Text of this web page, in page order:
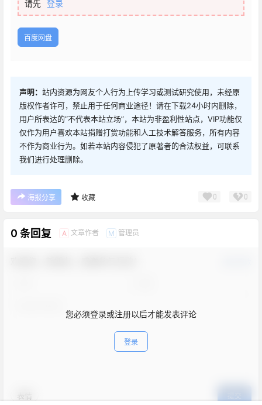
请先 登录
百度网盘
声明： 站内资源为网友个人行为上传学习或测试研究使用，未经原
版权作者许可，禁止用于任何商业途径！请在下载24小时内删除，
用户所表达的“不代表本站立场”，本站为非盈利性站点，VIP功能仅
仅作为用户喜欢本站捐赠打赏功能和人工技术解答服务，所有内容
不作为商业行为。如若本站内容侵犯了原著者的合法权益，可联系
我们进行处理删除。
海报分享 收藏 0 0
0 条回复 A 文章作者 M 管理员
您必须登录或注册以后才能发表评论
登录